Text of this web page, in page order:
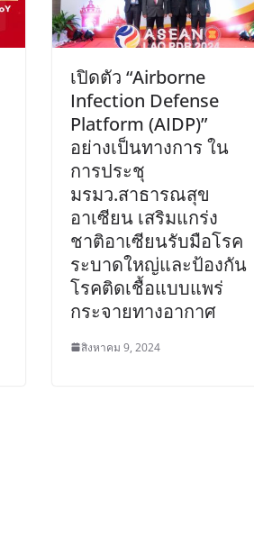
เปิดตัว “Airborne
Infection Defense
Platform (AIDP)”
อย่างเป็นทางการ ใน
การประชุ
มรมว.สาธารณสุข
อาเซียน เสริมแกร่ง
ชาติอาเซียนรับมือโรค
ระบาดใหญ่และป้องกัน
โรคติดเชื้อแบบแพร่
กระจายทางอากาศ
สิงหาคม 9, 2024